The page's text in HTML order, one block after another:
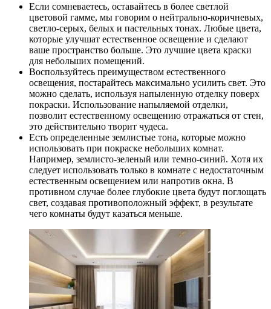
Если сомневаетесь, оставайтесь в более светлой
цветовой гамме, мы говорим о нейтрально-коричневых,
светло-серых, белых и пастельных тонах. Любые цвета,
которые улучшат естественное освещение и сделают
ваше пространство больше. Это лучшие цвета краски
для небольших помещений.
Воспользуйтесь преимуществом естественного
освещения, постарайтесь максимально усилить свет. Это
можно сделать, используя напыленную отделку поверх
покраски. Использование напыляемой отделки,
позволит естественному освещению отражаться от стен,
это действительно творит чудеса.
Есть определенные землистые тона, которые можно
использовать при покраске небольших комнат.
Например, землисто-зеленый или темно-синий. Хотя их
следует использовать только в комнате с недостаточным
естественным освещением или напротив окна. В
противном случае более глубокие цвета будут поглощать
свет, создавая противоположный эффект, в результате
чего комнаты будут казаться меньше.